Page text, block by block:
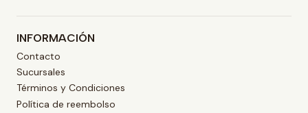
INFORMACIÓN
Contacto
Sucursales
Términos y Condiciones
Política de reembolso